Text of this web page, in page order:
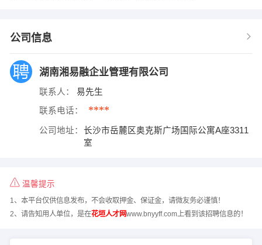
公司信息
湖南湘易融企业管理有限公司
联系人： 易先生
联系电话： ****
公司地址：
长沙市岳麓区奥克斯广场国际公寓A座3311
室
温馨提示
1、本平台仅供信息发布，不会收取押金、保证金，请微友务必谨慎！
2、请告知用人单位，是在花垣人才网www.bnyyff.com上看到该招聘信息的！